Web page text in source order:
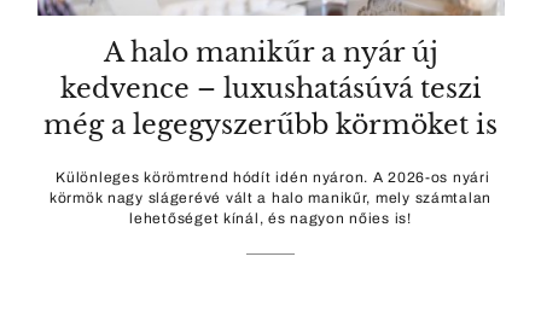
A halo manikűr a nyár új
kedvence – luxushatásúvá teszi
még a legegyszerűbb körmöket is
Különleges körömtrend hódít idén nyáron. A 2026-os nyári
körmök nagy slágerévé vált a halo manikűr, mely számtalan
lehetőséget kínál, és nagyon nőies is!